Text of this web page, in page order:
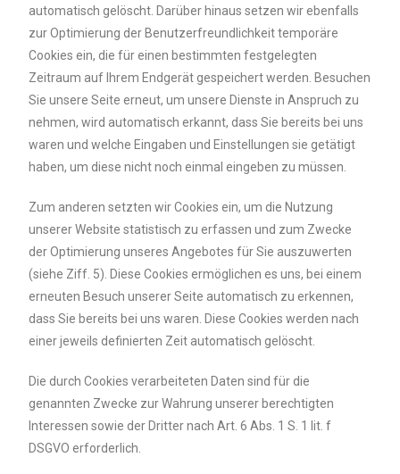
automatisch gelöscht. Darüber hinaus setzen wir ebenfalls
zur Optimierung der Benutzerfreundlichkeit temporäre
Cookies ein, die für einen bestimmten festgelegten
Zeitraum auf Ihrem Endgerät gespeichert werden. Besuchen
Sie unsere Seite erneut, um unsere Dienste in Anspruch zu
nehmen, wird automatisch erkannt, dass Sie bereits bei uns
waren und welche Eingaben und Einstellungen sie getätigt
haben, um diese nicht noch einmal eingeben zu müssen.
Zum anderen setzten wir Cookies ein, um die Nutzung
unserer Website statistisch zu erfassen und zum Zwecke
der Optimierung unseres Angebotes für Sie auszuwerten
(siehe Ziff. 5). Diese Cookies ermöglichen es uns, bei einem
erneuten Besuch unserer Seite automatisch zu erkennen,
dass Sie bereits bei uns waren. Diese Cookies werden nach
einer jeweils definierten Zeit automatisch gelöscht.
Die durch Cookies verarbeiteten Daten sind für die
genannten Zwecke zur Wahrung unserer berechtigten
Interessen sowie der Dritter nach Art. 6 Abs. 1 S. 1 lit. f
DSGVO erforderlich.